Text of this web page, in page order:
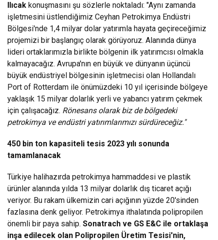
Ilıcak konuşmasını şu sözlerle noktaladı: "Aynı zamanda
işletmesini üstlendiğimiz Ceyhan Petrokimya Endüstri
Bölgesi'nde 1,4 milyar dolar yatırımla hayata geçireceğimiz
projemizi bir başlangıç olarak görüyoruz. Alanında dünya
lideri ortaklarımızla birlikte bölgenin ilk yatırımcısı olmakla
kalmayacağız. Avrupa'nın en büyük ve dünyanın üçüncü
büyük endüstriyel bölgesinin işletmecisi olan Hollandalı
Port of Rotterdam ile önümüzdeki 10 yıl içerisinde bölgeye
yaklaşık 15 milyar dolarlık yerli ve yabancı yatırım çekmek
için çalışacağız. Rönesans olarak biz de bölgedeki
petrokimya ve endüstri yatırımlarımızı sürdüreceğiz."
450 bin ton kapasiteli tesis 2023 yılı sonunda
tamamlanacak
Türkiye halihazırda petrokimya hammaddesi ve plastik
ürünler alanında yılda 13 milyar dolarlık dış ticaret açığı
veriyor. Bu rakam ülkemizin cari açığının yüzde 20'sinden
fazlasına denk geliyor. Petrokimya ithalatında polipropilen
önemli bir paya sahip. Sonatrach ve GS E&C ile ortaklaşa
inşa edilecek olan Polipropilen Üretim Tesisi'nin,